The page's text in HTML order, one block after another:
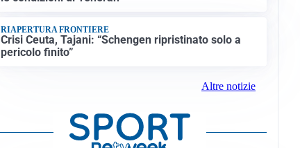
RIAPERTURA FRONTIERE
Crisi Ceuta, Tajani: “Schengen ripristinato solo a
pericolo finito”
Altre notizie